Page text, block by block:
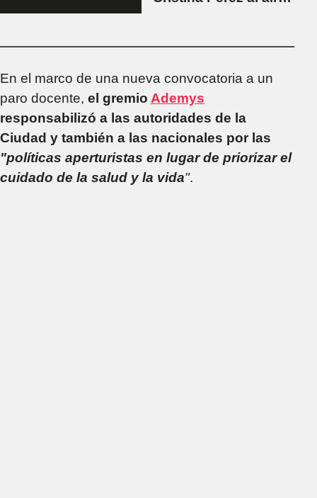
En el marco de una nueva convocatoria a un
paro docente, el gremio Ademys
responsabilizó a las autoridades de la
Ciudad y también a las nacionales por las
"políticas aperturistas en lugar de priorizar el
cuidado de la salud y la vida".